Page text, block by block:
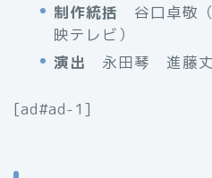
制作統括 谷口卓敬
映テレビ）
演出 永田琴 進藤
[ad#ad-1]